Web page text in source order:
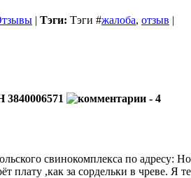
| Тэги: Тэги #жалоба, отзыв |
- 4
свинокомплекса по
плату ,как за сордельки в чреве. Я